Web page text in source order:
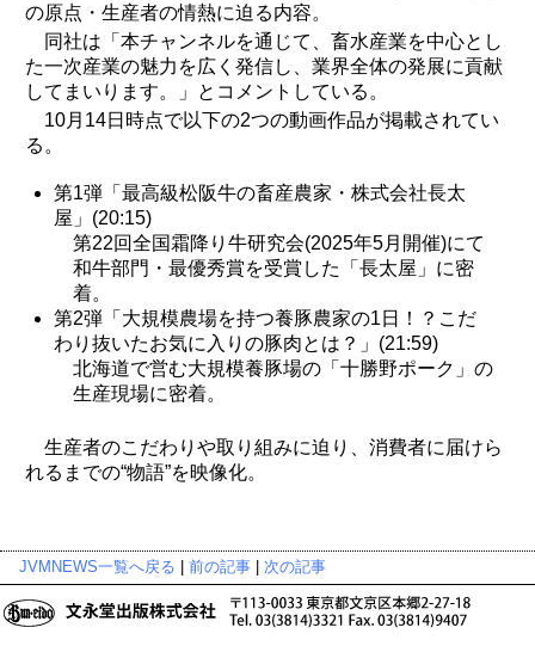
の原点・生産者の情熱に迫る内容。
同社は「本チャンネルを通じて、畜水産業を中心とし
た一次産業の魅力を広く発信し、業界全体の発展に貢献
してまいります。」とコメントしている。
10月14日時点で以下の2つの動画作品が掲載されてい
る。
第1弾「最高級松阪牛の畜産農家・株式会社長太
屋」(20:15)
第22回全国霜降り牛研究会(2025年5月開催)にて
和牛部門・最優秀賞を受賞した「長太屋」に密
着。
第2弾「大規模農場を持つ養豚農家の1日！？こだ
わり抜いたお気に入りの豚肉とは？」(21:59)
北海道で営む大規模養豚場の「十勝野ポーク」の
生産現場に密着。
生産者のこだわりや取り組みに迫り、消費者に届けら
れるまでの“物語”を映像化。
JVMNEWS一覧へ戻る 前の記事 次の記事